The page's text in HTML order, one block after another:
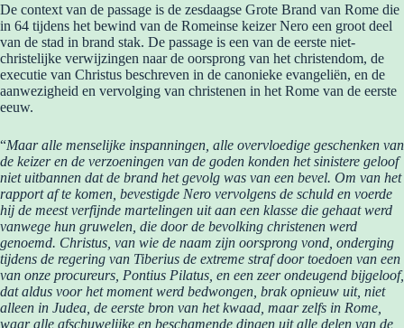
De context van de passage is de zesdaagse Grote Brand van Rome die
in 64 tijdens het bewind van de Romeinse keizer Nero een groot deel
van de stad in brand stak. De passage is een van de eerste niet-
christelijke verwijzingen naar de oorsprong van het christendom, de
executie van Christus beschreven in de canonieke evangeliën, en de
aanwezigheid en vervolging van christenen in het Rome van de eerste
eeuw.
“Maar alle menselijke inspanningen, alle overvloedige geschenken van
de keizer en de verzoeningen van de goden konden het sinistere geloof
niet uitbannen dat de brand het gevolg was van een bevel. Om van het
rapport af te komen, bevestigde Nero vervolgens de schuld en voerde
hij de meest verfijnde martelingen uit aan een klasse die gehaat werd
vanwege hun gruwelen, die door de bevolking christenen werd
genoemd. Christus, van wie de naam zijn oorsprong vond, onderging
tijdens de regering van Tiberius de extreme straf door toedoen van een
van onze procureurs, Pontius Pilatus, en een zeer ondeugend bijgeloof,
dat aldus voor het moment werd bedwongen, brak opnieuw uit, niet
alleen in Judea, de eerste bron van het kwaad, maar zelfs in Rome,
waar alle afschuwelijke en beschamende dingen uit alle delen van de